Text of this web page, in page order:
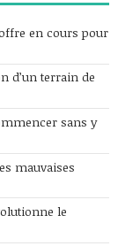
en cours pour
d’un terrain de
sans y
mauvaises
le